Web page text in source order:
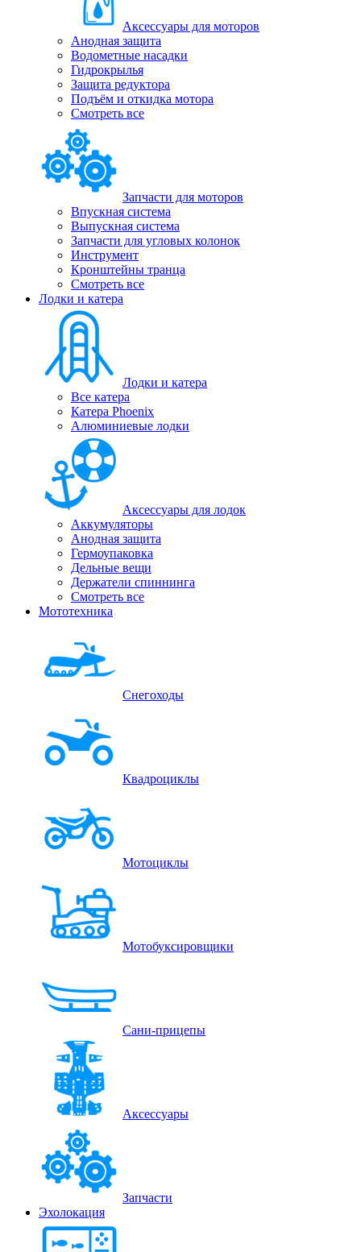
Аксессуары для моторов
Анодная защита
Водометные насадки
Гидрокрылья
Защита редуктора
Подъём и откидка мотора
Смотреть все
Запчасти для моторов
Впускная система
Выпускная система
Запчасти для угловых колонок
Инструмент
Кронштейны транца
Смотреть все
Лодки и катера
Лодки и катера
Все катера
Катера Phoenix
Алюминиевые лодки
Аксессуары для лодок
Аккумуляторы
Анодная защита
Гермоупаковка
Дельные вещи
Держатели спиннинга
Смотреть все
Мототехника
Снегоходы
Квадроциклы
Мотоциклы
Мотобуксировщики
Сани-прицепы
Аксессуары
Запчасти
Эхолокация